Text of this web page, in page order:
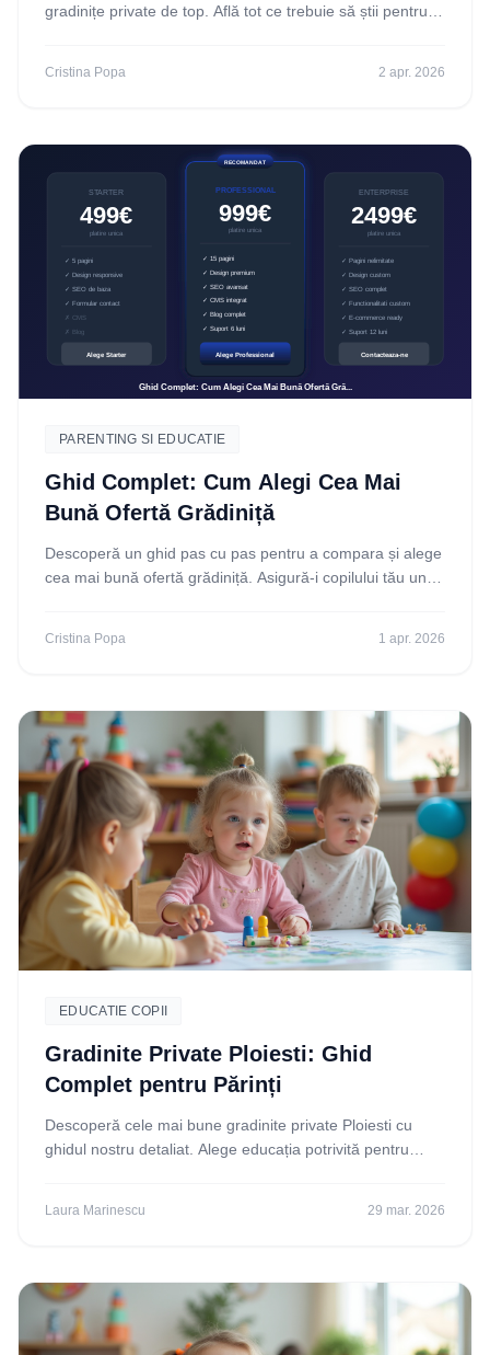
gradinițe private de top. Află tot ce trebuie să știi pentru o
Cristina Popa 2 apr. 2026
PARENTING SI EDUCATIE
Ghid Complet: Cum Alegi Cea Mai
Bună Ofertă Grădiniță
Descoperă un ghid pas cu pas pentru a compara și alege
cea mai bună ofertă grădiniță. Asigură-i copilului tău un
Cristina Popa 1 apr. 2026
EDUCATIE COPII
Gradinite Private Ploiesti: Ghid
Complet pentru Părinți
Descoperă cele mai bune gradinite private Ploiesti cu
ghidul nostru detaliat. Alege educația potrivită pentru
Laura Marinescu 29 mar. 2026